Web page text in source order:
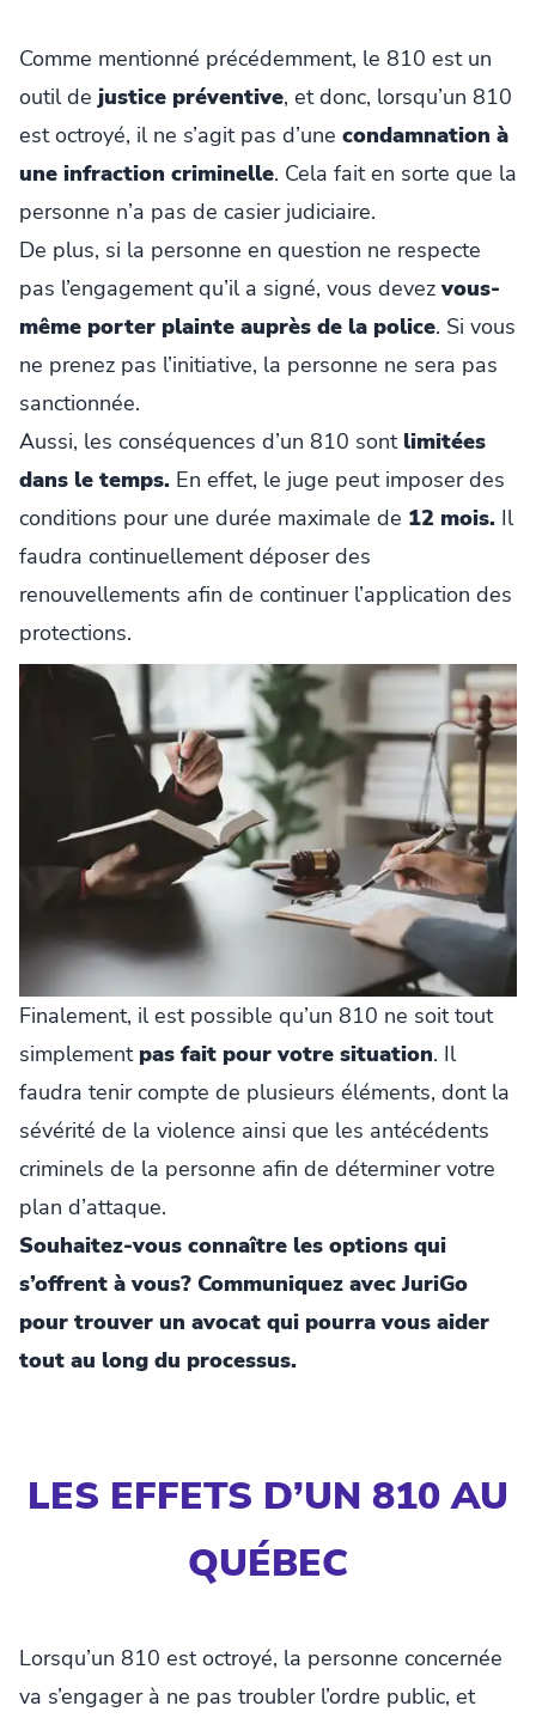
Comme mentionné précédemment, le 810 est un
outil dejustice préventive, et donc, lorsqu’un 810
est octroyé, il ne s’agit pas d’une condamnation à
une infraction criminelle. Cela fait en sorte que la
personne n’a pas de casier judiciaire.
De plus, si la personne en question ne respecte
pas l’engagement qu’il a signé, vous devezvous-
même porter plainte auprès de la police. Si vous
ne prenez pas l’initiative, la personne ne sera pas
sanctionnée.
Aussi, les conséquences d’un 810 sont limitées
dans le temps. En effet, le juge peut imposer des
conditions pour une durée maximale de 12 mois. Il
faudra continuellement déposer des
renouvellements afin de continuer l’application des
protections.
Finalement, il est possible qu’un 810 ne soit tout
simplement pas fait pour votre situation. Il
faudra tenir compte de plusieurs éléments, dont la
sévérité de la violence ainsi que les antécédents
criminels de la personne afin de déterminer votre
plan d’attaque.
Souhaitez-vous connaître les options qui
s’offrent à vous? Communiquez avec JuriGo
pour trouver un avocat qui pourra vous aider
tout au long du processus.
LES EFFETS D’UN 810 AU
QUÉBEC
Lorsqu’un 810 est octroyé, la personne concernée
va s’engager à ne pas troubler l’ordre public, et